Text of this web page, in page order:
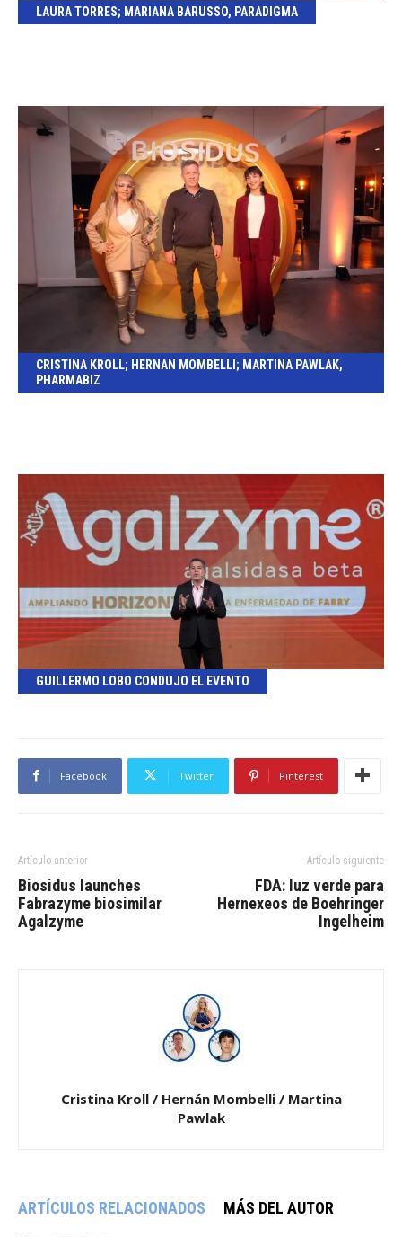
LAURA TORRES; MARIANA BARUSSO, PARADIGMA
CRISTINA KROLL; HERNAN MOMBELLI; MARTINA PAWLAK,
PHARMABIZ
GUILLERMO LOBO CONDUJO EL EVENTO
Facebook Twitter Pinterest
Artículo anterior
Biosidus launches
Fabrazyme biosimilar
Agalzyme
Artículo siguiente
FDA: luz verde para
Hernexeos de Boehringer
Ingelheim
Cristina Kroll / Hernán Mombelli / Martina
Pawlak
ARTÍCULOS RELACIONADOS MÁS DEL AUTOR